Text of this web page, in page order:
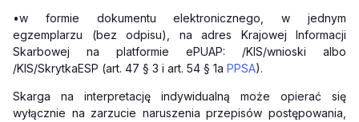
•w formie dokumentu elektronicznego, w jednym
egzemplarzu (bez odpisu), na adres Krajowej Informacji
Skarbowej na platformie ePUAP: /KIS/wnioski albo
/KIS/SkrytkaESP (art. 47 § 3 i art. 54 § 1a PPSA).
Skarga na interpretację indywidualną może opierać się
wyłącznie na zarzucie naruszenia przepisów postępowania,